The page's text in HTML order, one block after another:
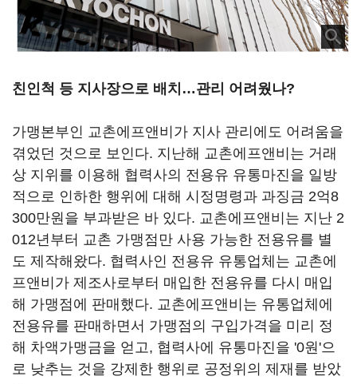
친인척 등 지사장으로 배치…관리 어려웠나?
가맹본부인 교촌에프앤비가 지사 관리에도 어려움을
겪었던 것으로 보인다. 지난해 교촌에프앤비는 거래
상 지위를 이용해 협력사의 전용유 유통마진을 일방
적으로 인하한 행위에 대해 시정명령과 과징금 2억8
300만원을 부과받은 바 있다. 교촌에프앤비는 지난 2
012년부터 교촌 가맹점만 사용 가능한 전용유를 별
도 제작해왔다. 협력사인 전용유 유통업체는 교촌에
프앤비가 제조사로부터 매입한 전용유를 다시 매입
해 가맹점에 판매했다. 교촌에프앤비는 유통업체에
전용유를 판매하면서 가맹점의 구입가격을 미리 정
해 차액가맹금을 얻고, 협력사에 유통마진을 '0원'으
로 낮추는 것을 강제한 행위로 공정위의 제재를 받았